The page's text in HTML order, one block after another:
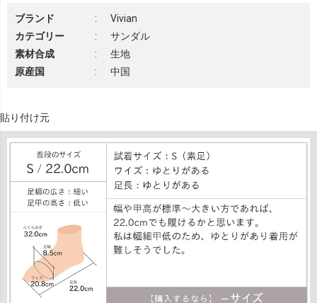
ブランド :
Vivian
カテゴリー
:
サンダル
素材合成
:
生地
原産国
: 中国
貼り付け元